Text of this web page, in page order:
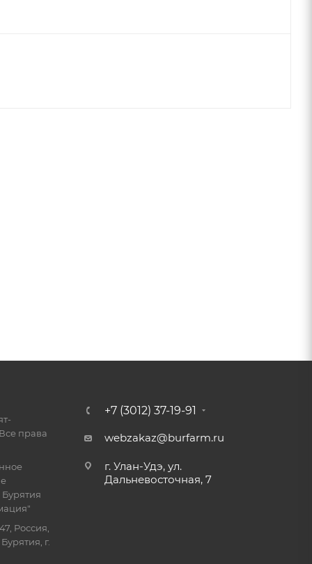
права
Россия,
г.
+7 (3012) 37-19-91
webzakaz@burfarm.ru
г. Улан-Удэ, ул.
Дальневосточная, 7